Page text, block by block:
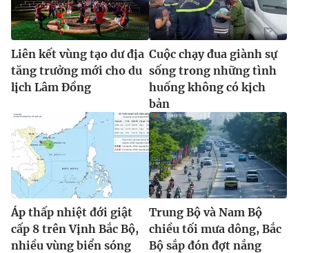
Liên kết vùng tạo dư địa
tăng trưởng mới cho du
lịch Lâm Đồng
Cuộc chạy đua giành sự
sống trong những tình
huống không có kịch
bản
Áp thấp nhiệt đới giật
cấp 8 trên Vịnh Bắc Bộ,
nhiều vùng biển sóng
Trung Bộ và Nam Bộ
chiều tối mưa dông, Bắc
Bộ sắp đón đợt nắng